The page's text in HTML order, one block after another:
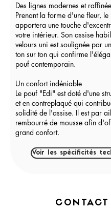
Des lignes modernes et
Prenant la forme d'une fleur,
apportera une touche
votre intérieur. Son assise
velours uni est soulignée par
ton sur ton qui confirme
pouf contemporain.
Un confort indéniable
Le pouf "Edi" est doté d'une
et en contreplaqué qui
solidité de l'assise. Il est par
rembourré de mousse afin
grand confort.
Voir les spécificités
CONTACT